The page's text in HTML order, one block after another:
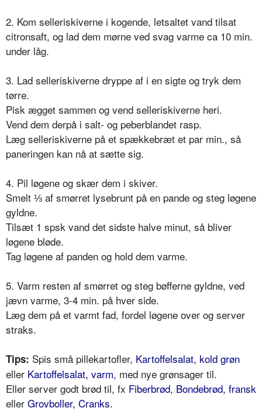
2. Kom selleriskiverne i kogende, letsaltet vand tilsat
citronsaft, og lad dem mørne ved svag varme ca 10 min.
under låg.
3. Lad selleriskiverne dryppe af i en sigte og tryk dem
tørre.
Pisk ægget sammen og vend selleriskiverne heri.
Vend dem derpå i salt- og peberblandet rasp.
Læg selleriskiverne på et spækkebræt et par min., så
paneringen kan nå at sætte sig.
4. Pil løgene og skær dem i skiver.
Smelt ⅓ af smørret lysebrunt på en pande og steg løgene
gyldne.
Tilsæt 1 spsk vand det sidste halve minut, så bliver
løgene bløde.
Tag løgene af panden og hold dem varme.
5. Varm resten af smørret og steg bøfferne gyldne, ved
jævn varme, 3-4 min. på hver side.
Læg dem på et varmt fad, fordel løgene over og server
straks.
Tips: Spis små pillekartofler, Kartoffelsalat, kold grøn
eller Kartoffelsalat, varm, med nye grønsager til.
Eller server godt brød til, fx Fiberbrød, Bondebrød, fransk
eller Grovboller, Cranks.